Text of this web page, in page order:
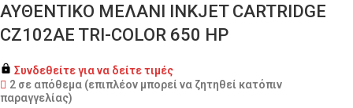
ΑΥΘΕΝΤΙΚΟ ΜΕΛΑΝΙ INKJET CARTRIDGE
CZ102AE TRI-COLOR 650 HP
Συνδεθείτε για να δείτε τιμές
2 σε απόθεμα (επιπλέον μπορεί να ζητηθεί κατόπιν
παραγγελίας)